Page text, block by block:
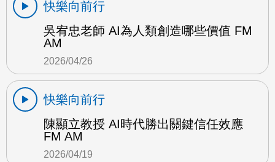
快樂向前行
吳宥忠老師 AI為人類創造哪些價值 FM
AM
2026/04/26
快樂向前行
陳顯立教授 AI時代勝出關鍵信任效應
FM AM
2026/04/19